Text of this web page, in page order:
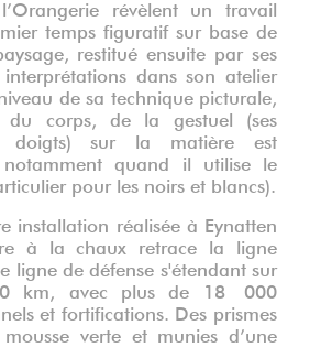
révèlent un travail
temps figuratif sur base de
restitué ensuite par ses
interprétations dans son atelier
de sa technique picturale,
du corps, de la gestuel (ses
doigts) sur la matière est
notamment quand il utilise le
pour les noirs et blancs).
installation réalisée à Eynatten
à la chaux retrace la ligne
ligne de défense s'étendant sur
km, avec plus de 18 000
et fortifications. Des prismes
mousse verte et munies d’une